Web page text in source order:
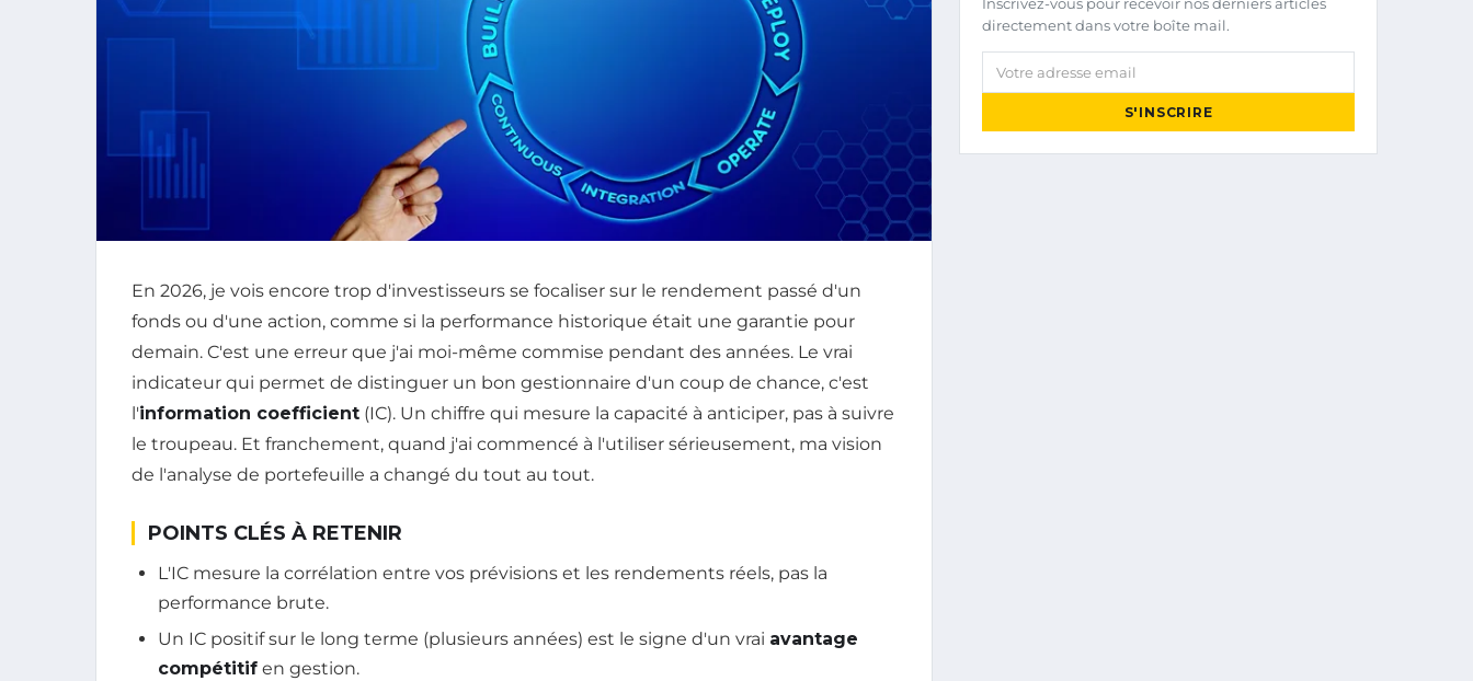
En 2026, je vois encore trop d'investisseurs se focaliser sur le rendement passé d'un
fonds ou d'une action, comme si la performance historique était une garantie pour
demain. C'est une erreur que j'ai moi-même commise pendant des années. Le vrai
indicateur qui permet de distinguer un bon gestionnaire d'un coup de chance, c'est
l'information coefficient (IC). Un chiffre qui mesure la capacité à anticiper, pas à suivre
le troupeau. Et franchement, quand j'ai commencé à l'utiliser sérieusement, ma vision
de l'analyse de portefeuille a changé du tout au tout.
POINTS CLÉS À RETENIR
L'IC mesure la corrélation entre vos prévisions et les rendements réels, pas la
performance brute.
Un IC positif sur le long terme (plusieurs années) est le signe d'un vrai avantage
compétitif en gestion.
directement dans votre boîte mail.
Votre adresse email
S'INSCRIRE